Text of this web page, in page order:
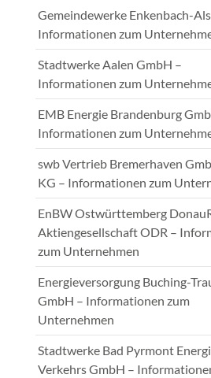
Gemeindewerke Enkenbach-
Informationen zum
Stadtwerke Aalen GmbH –
Informationen zum
EMB Energie Brandenburg
Informationen zum
swb Vertrieb Bremerhaven
KG – Informationen zum
EnBW Ostwürttemberg
Aktiengesellschaft ODR –
zum Unternehmen
Energieversorgung Buching-
GmbH – Informationen zum
Unternehmen
Stadtwerke Bad Pyrmont
Verkehrs GmbH –